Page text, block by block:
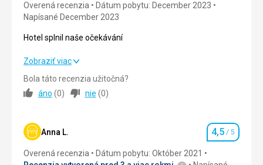
Ubytovanie
Pěkné pokoje.
Služby
Táto recenzia bola preložená automaticky pomocou
Google Translate
Overená recenzia
Dátum pobytu: December 2023
Napísané December 2023
Hotel splnil naše očekávání
Hotel splnil naše očekávání
Strava
Okolie 5,0/ 5
Služby
Zobraziť viac
Bola táto recenzia užitočná?
áno (0) nie (0)
Anna L. Hodnotenie
4,5 / 5
Overená recenzia
Dátum pobytu: Október 2021